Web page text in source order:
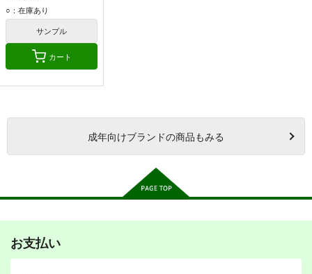
○：在庫あり
サンプル
カート
成年向けブランドの商品もみる
お支払い